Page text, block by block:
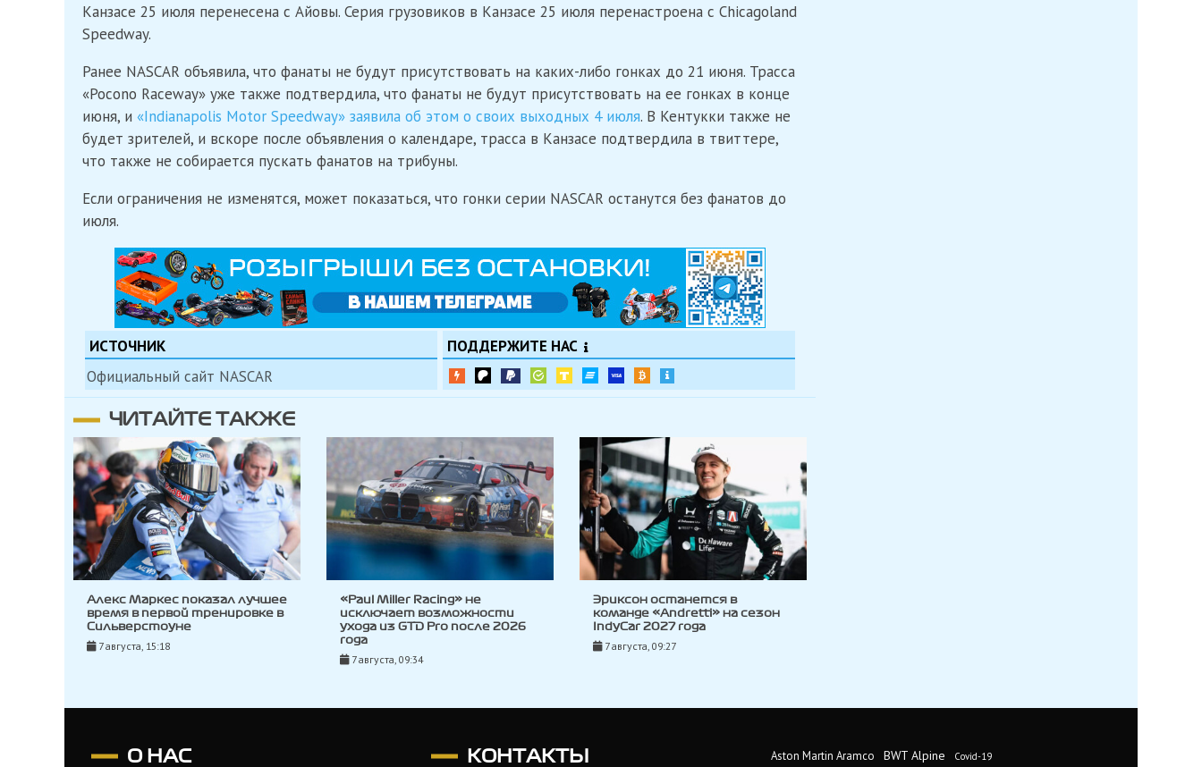
Канзасе 25 июля перенесена с Айовы. Серия грузовиков в Канзасе 25 июля перенастроена с Chicagoland
Speedway.
Ранее NASCAR объявила, что фанаты не будут присутствовать на каких-либо гонках до 21 июня. Трасса
«Pocono Raceway» уже также подтвердила, что фанаты не будут присутствовать на ее гонках в конце
июня, и «Indianapolis Motor Speedway» заявила об этом о своих выходных 4 июля. В Кентукки также не
будет зрителей, и вскоре после объявления о календаре, трасса в Канзасе подтвердила в твиттере,
что также не собирается пускать фанатов на трибуны.
Если ограничения не изменятся, может показаться, что гонки серии NASCAR останутся без фанатов до
июля.
ИСТОЧНИК
Официальный сайт NASCAR
ПОДДЕРЖИТЕ НАС
ЧИТАЙТЕ ТАКЖЕ
Алекс Маркес показал лучшее
время в первой тренировке в
Сильверстоуне
7 августа, 15:18
«Paul Miller Racing» не
исключает возможности
ухода из GTD Pro после 2026
года
7 августа, 09:34
Эриксон останется в
команде «Andretti» на сезон
IndyCar 2027 года
7 августа, 09:27
О НАС КОНТАКТЫ Aston Martin Aramco BWT Alpine Covid-19